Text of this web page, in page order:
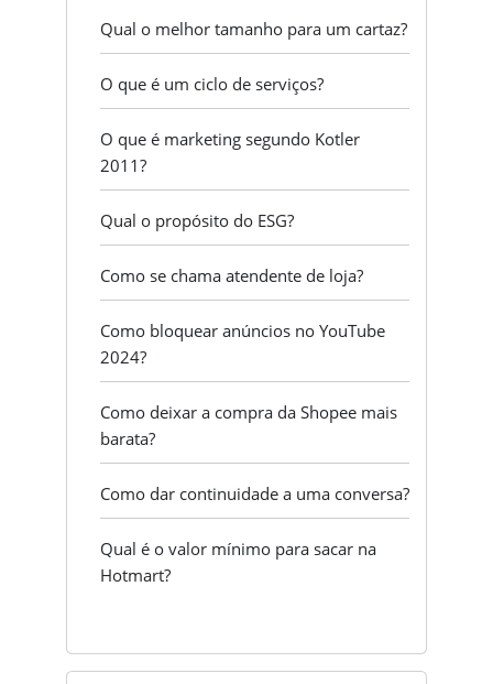
Qual o melhor tamanho para um cartaz?
O que é um ciclo de serviços?
O que é marketing segundo Kotler
2011?
Qual o propósito do ESG?
Como se chama atendente de loja?
Como bloquear anúncios no YouTube
2024?
Como deixar a compra da Shopee mais
barata?
Como dar continuidade a uma conversa?
Qual é o valor mínimo para sacar na
Hotmart?